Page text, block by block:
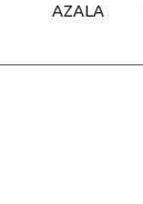
AZALA